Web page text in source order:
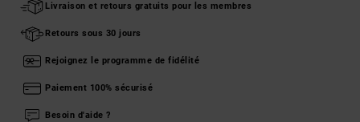
Livraison et retours gratuits pour les membres
Retours sous 30 jours
Rejoignez le programme de fidélité
Paiement 100% sécurisé
Besoin d'aide ?